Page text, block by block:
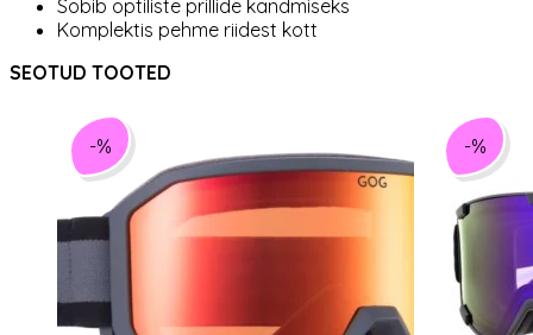
Sobib optiliste prillide kandmiseks
Komplektis pehme riidest kott
SEOTUD TOOTED
-% -%